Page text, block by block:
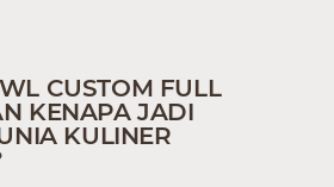
CUSTOM FULL
KENAPA JADI
KULINER